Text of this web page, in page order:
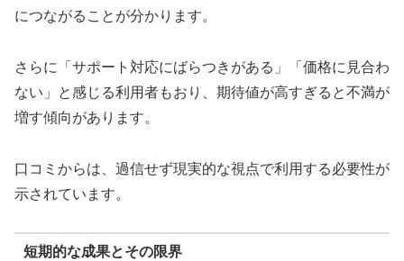
につながることが分かります。
さらに「サポート対応にばらつきがある」「価格に見合わ
ない」と感じる利用者もおり、期待値が高すぎると不満が
増す傾向があります。
口コミからは、過信せず現実的な視点で利用する必要性が
示されています。
短期的な成果とその限界